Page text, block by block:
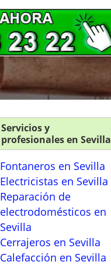
Servicios y
profesionales en Sevilla
Fontaneros en Sevilla
Electricistas en Sevilla
Reparación de
electrodomésticos en
Sevilla
Cerrajeros en Sevilla
Calefacción en Sevilla